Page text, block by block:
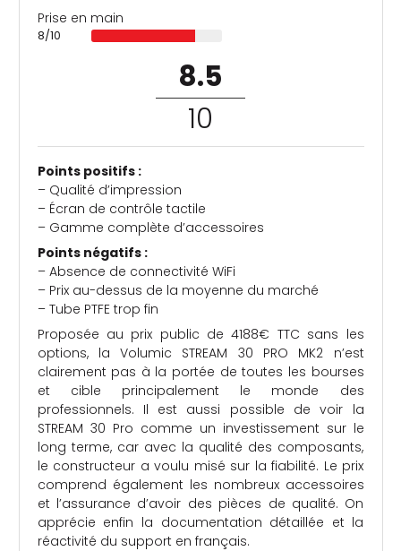
Prise en main
8/10
8.5
10
Points positifs :
– Qualité d’impression
– Écran de contrôle tactile
– Gamme complète d’accessoires
Points négatifs :
– Absence de connectivité WiFi
– Prix au-dessus de la moyenne du marché
– Tube PTFE trop fin
Proposée au prix public de 4188€ TTC sans les
options, la Volumic STREAM 30 PRO MK2 n’est
clairement pas à la portée de toutes les bourses
et cible principalement le monde des
professionnels. Il est aussi possible de voir la
STREAM 30 Pro comme un investissement sur le
long terme, car avec la qualité des composants,
le constructeur a voulu misé sur la fiabilité. Le prix
comprend également les nombreux accessoires
et l’assurance d’avoir des pièces de qualité. On
apprécie enfin la documentation détaillée et la
réactivité du support en français.